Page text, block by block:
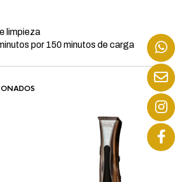
limpieza
por 150 minutos de carga